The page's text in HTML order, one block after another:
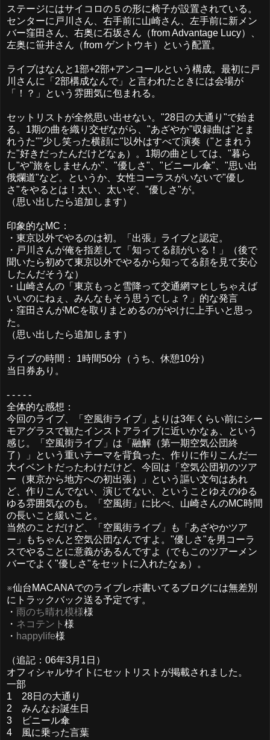
ステージにはサイコロの５の形に椅子が設置されている。
センターに戸川さん、右手前に山崎さん、左手前に新メン
バー窪田さん、右奥に石坂さん（from Advantage Lucy）、
左奥に笹井さん（from ゲントウキ）という配置。
ライブはなんと1部+2部+アンコールという構成。最初に戸
川さんに「2部構成なんで」と言われたときには会場が
「！？」という雰囲気に包まれる。
セットリストが全然思い出せない。"28日の大通り"で始ま
る。1期の曲を織り交ぜながら、"あざやか"収録曲は"とま
れうた""少し笑った横顔に"以外はすべて演奏（"とまれう
た"好きだったんだけどなぁ）。1期の曲としては、"暮ら
し"や"旅をしませんか"、"優しさ"、"ビニール傘"、"思い出
俄爛道"など。というか、女性コーラスがいないで"優し
さ"をやるとは！太い、太いぞ、"優しさ"が。
（思い出したら追加します）
印象的なMC：
・東京以外でやるのは初。「出張」ライブと認定。
・戸川さんが俺を指差して「知ってる顔がいる！」（後で
聞いたら初めて東京以外でやるから知ってる顔を見て安心
したんだそうな）
・山崎さんの「東京もっと雪降って交通網マヒしちゃえば
いいのにねぇ、みんなもそう思うでしょ？」的な発言
・窪田さんがMCを取りまとめるのがやけに上手いと思っ
た。
（思い出したら追加します）
ライブの時間： 1時間50分（うち、休憩10分）
当日券あり。
- - - - -
全体的な感想：
今回のライブ、「空風街ライブ」よりは3年くらい前にシー
モアグラスで観たインストアライブに近いかなぁ、という
感じ。「空風街ライブ」は「融解（第一期空気公団終
了）」という重いテーマを背負った、作りに作りこんだ一
大イベントだったわけだけど、今回は「空気公団初のツア
ー（東京から地方への初出張）」という謳い文句はあれ
ど、作りこんでない、演じてない、ということゆえのゆる
ゆる雰囲気なのも。「空風街」に比べ、山崎さんのMC時間
の長いこと緩いこと。
当然のことだけど、「空風街ライブ」も「あざやかツア
ー」もちゃんと空気公団なんですよ。"優しさ"を男コーラ
スでやることに意義があるんですよ（でもこのツアーメン
バーでよく"優しさ"をセットに入れたなぁ）。
※仙台MACANAでのライブレポ書いてるブログには無差別
にトラックバック送る予定です。
・ 雨のち晴れ模様様
・ ネコテント 様
・ happylife様
（追記：06年3月1日）
オフィシャルサイトにセットリストが掲載されました。
一部
1 28日の大通り
2 みんなお誕生日
3 ビニール傘
4 風に乗った言葉